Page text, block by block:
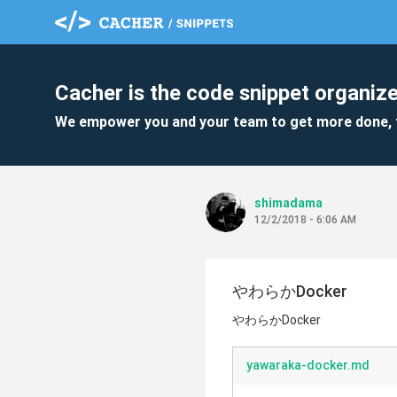
Cacher is the code snippet
We empower you and your team to get more
shimadama
12/2/2018 - 6:06 AM
やわらかDocker
やわらかDocker
yawaraka-docker.md